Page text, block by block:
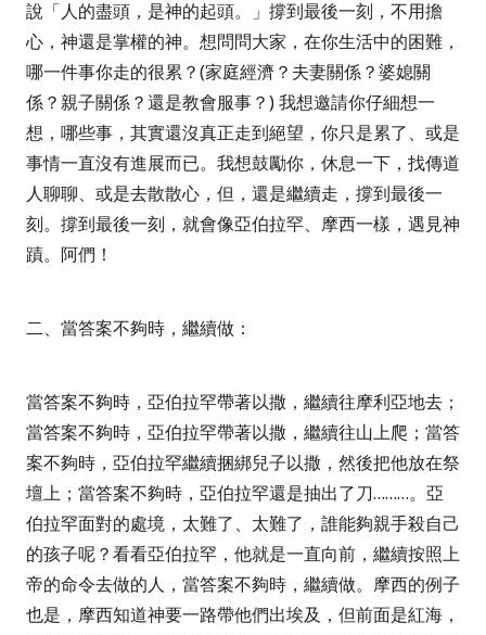
說「人的盡頭，是神的起頭。」撐到最後一刻，不用擔
心，神還是掌權的神。想問問大家，在你生活中的困難，
哪一件事你走的很累？(家庭經濟？夫妻關係？婆媳關
係？親子關係？還是教會服事？)我想邀請你仔細想一
想，哪些事，其實還沒真正走到絕望，你只是累了、或是
事情一直沒有進展而已。我想鼓勵你，休息一下，找傳道
人聊聊、或是去散散心， 但，還是繼續走，撐到最後一
刻。撐到最後一刻，就會像亞伯拉罕、摩西一樣，遇見神
蹟。阿們！
二、 當答案不夠時，繼續做：
當答案不夠時， 亞伯拉罕帶著以撒，繼續往摩利亞地去；
當答案不夠時， 亞伯拉罕帶著以撒，繼續往山上爬； 當答
案不夠時， 亞伯拉罕繼續捆綁兒子以撒，然後把他放在祭
壇上； 當答案不夠時， 亞伯拉罕還是抽出了刀………。 亞
伯拉罕面對的處境，太難了、太難了，誰能夠親手殺自己
的孩子呢？看看亞伯拉罕，他就是一直向前，繼續按照上
帝的命令去做的人， 當答案不夠時，繼續做。 摩西的例子
也是，摩西知道神要一路帶他們出埃及，但前面是紅海，